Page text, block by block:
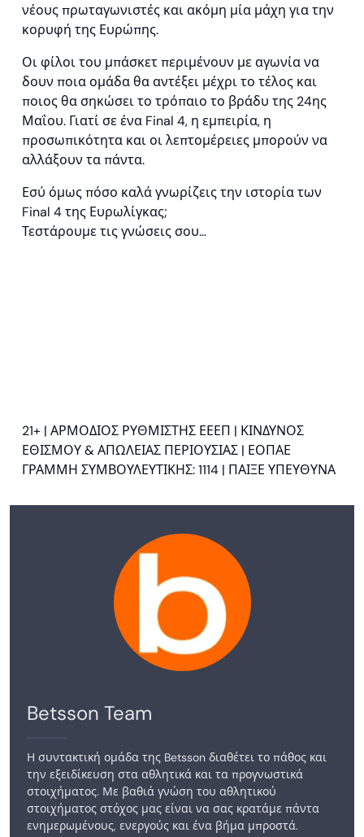
νέους πρωταγωνιστές και ακόμη μία μάχη για την
κορυφή της Ευρώπης.
Οι φίλοι του μπάσκετ περιμένουν με αγωνία να
δουν ποια ομάδα θα αντέξει μέχρι το τέλος και
ποιος θα σηκώσει το τρόπαιο το βράδυ της 24ης
Μαΐου. Γιατί σε ένα Final 4, η εμπειρία, η
προσωπικότητα και οι λεπτομέρειες μπορούν να
αλλάξουν τα πάντα.
Εσύ όμως πόσο καλά γνωρίζεις την ιστορία των
Final 4 της Ευρωλίγκας;
Τεστάρουμε τις γνώσεις σου…
21+ | ΑΡΜΟΔΙΟΣ ΡΥΘΜΙΣΤΗΣ ΕΕΕΠ | ΚΙΝΔΥΝΟΣ
ΕΘΙΣΜΟΥ & ΑΠΩΛΕΙΑΣ ΠΕΡΙΟΥΣΙΑΣ | ΕΟΠΑΕ
ΓΡΑΜΜΗ ΣΥΜΒΟΥΛΕΥΤΙΚΗΣ: 1114 | ΠΑΙΞΕ ΥΠΕΥΘΥΝΑ
Betsson Team
Η συντακτική ομάδα της Betsson διαθέτει το πάθος και
την εξειδίκευση στα αθλητικά και τα προγνωστικά
στοιχήματος. Με βαθιά γνώση του αθλητικού
στοιχήματος στόχος μας είναι να σας κρατάμε πάντα
ενημερωμένους, ενεργούς και ένα βήμα μπροστά.